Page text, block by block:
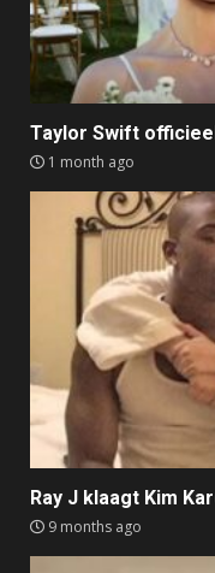
Taylor Swift
1 month ago
Ray J klaagt Kim
9 months ago